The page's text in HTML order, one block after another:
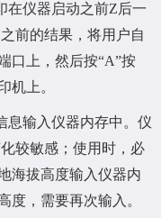
在仪器启动之前Z后一
前的结果，将用户自
口上，然后按“A”按
机上。
息输入仪器内存中。仪
较敏感；使用时，必
海拔高度输入仪器内
度，需要再次输入。